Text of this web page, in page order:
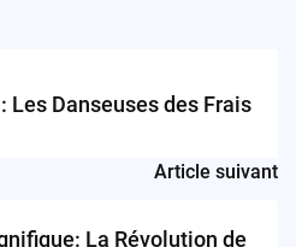
Les Danseuses des Frais
Article suivant
La Révolution de